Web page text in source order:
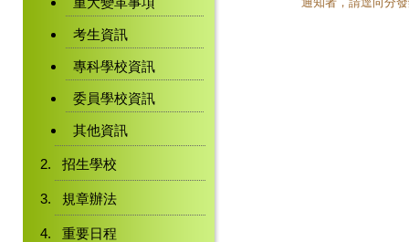
考生資訊
專科學校資訊
委員學校資訊
其他資訊
招生學校
規章辦法
重要日程